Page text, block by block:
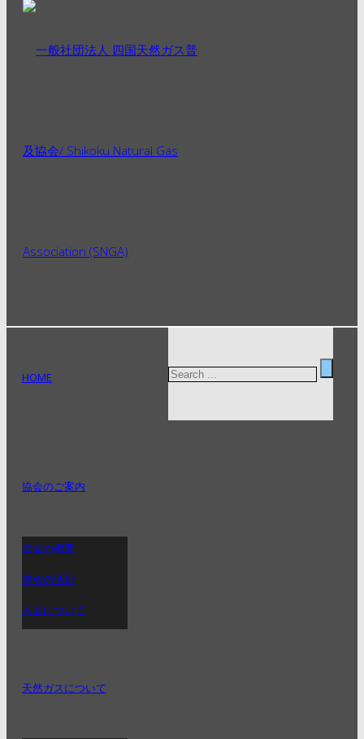
HOME
協会のご案内
協会の概要
協会の活動
入会について
天然ガスについて